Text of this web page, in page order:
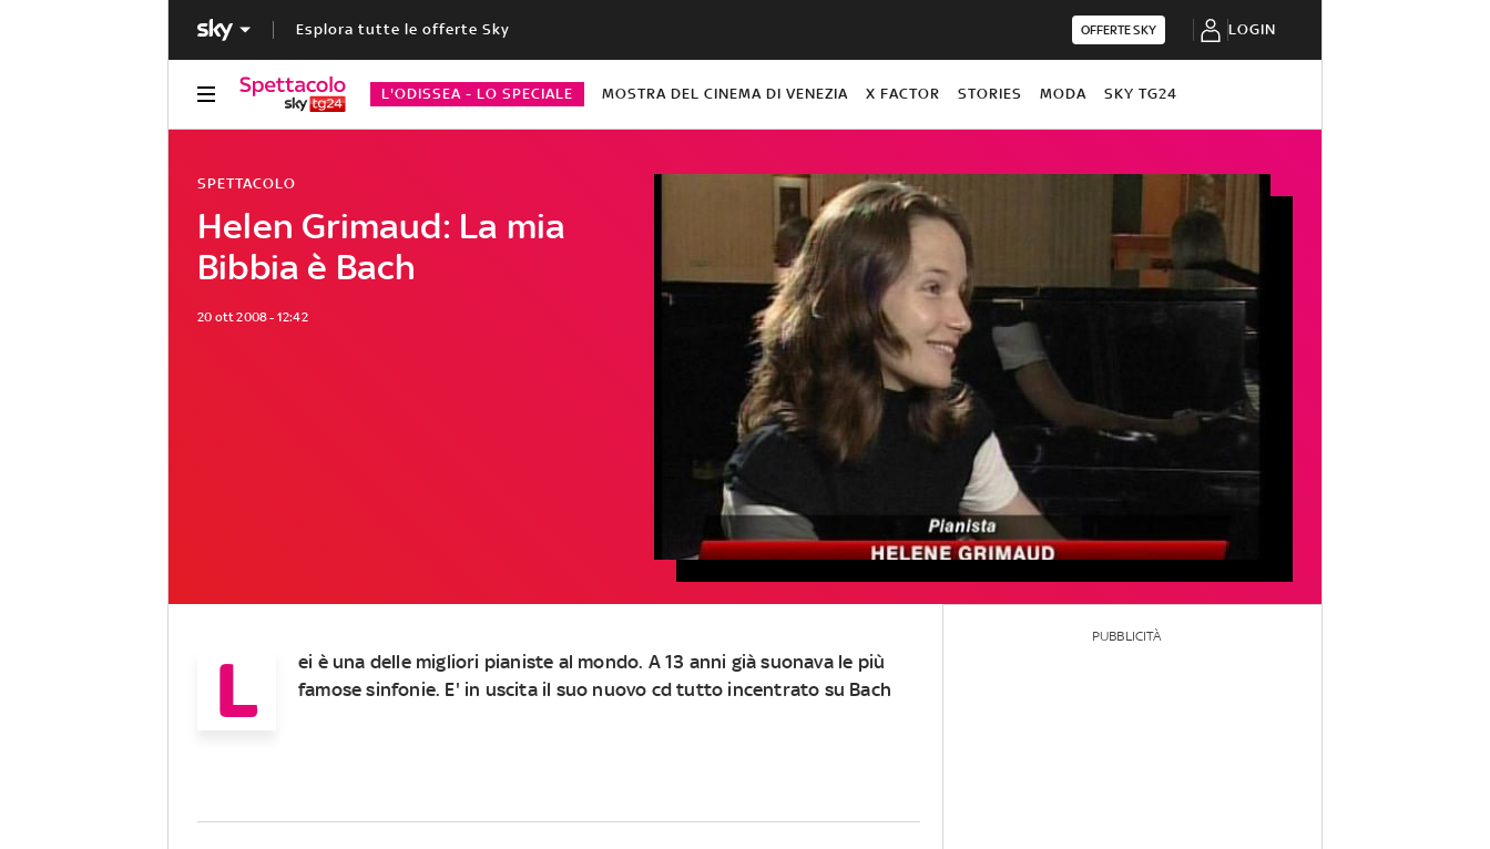
Esplora tutte le offerte Sky OFFERTE SKY LOGIN
L'ODISSEA - LO SPECIALE MOSTRA DEL CINEMA DI VENEZIA X FACTOR STORIES MODA SKY TG24
Helen Grimaud: La mia
Bibbia è Bach
SPETTACOLO
20 ott 2008 - 12:42
L
ei è una delle migliori pianiste al mondo. A 13 anni già suonava le più
famose sinfonie. E' in uscita il suo nuovo cd tutto incentrato su Bach
PUBBLICITÀ